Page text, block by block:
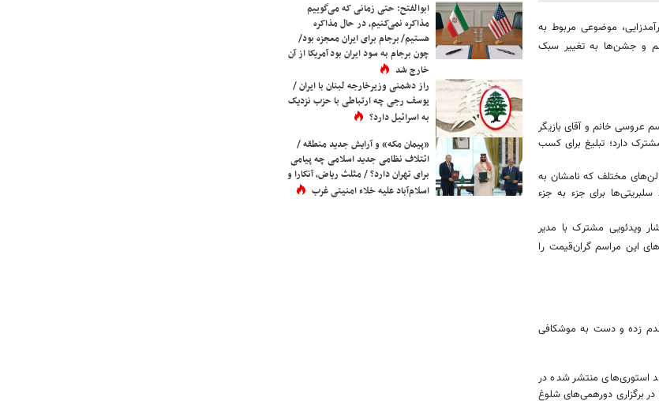
موضوعی مربوط به
و جشن‌ها به تغییر سبک
عروسی خانم و آقای بازیگر
دارد؛ تبلیغ برای کسب
مختلف که نامشان به
برای جزء به جزء
ویدئویی مشترک با مدیر
این مراسم گران‌قیمت را
زده و دست به موشکافی
استوری‌های منتشر شده در
برگزاری دورهمی‌های شلوغ
ابوالفتح: حتی زمانی که می‌گوییم
مذاکره نمی‌کنیم، در حال مذاکره
هستیم/ برجام برای ایران معجزه بود/
چون برجام به سود ایران بود آمریکا از آن
خارج شد
راز دشمنی وزیرخارجه لبنان با ایران /
یوسف رجی چه ارتباطی با حزب نزدیک
به اسرائیل دارد؟
«پیمان مکه» و آرایش جدید منطقه /
ائتلاف نظامی جدید اسلامی چه پیامی
برای تهران دارد؟ / مثلث ریاض، آنکارا و
اسلام‌آباد علیه خلاء امنیتی غرب